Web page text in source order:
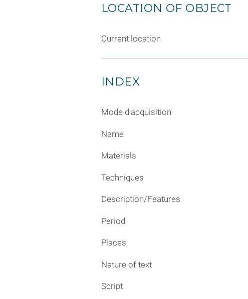
LOCATION OF OBJECT
Current location
INDEX
Mode d'acquisition
Name
Materials
Techniques
Description/Features
Period
Places
Nature of text
Script